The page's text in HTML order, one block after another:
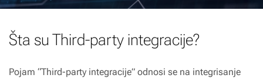
Šta su Third-party integracije?
Pojam “Third-party integracije” odnosi se na integrisanje